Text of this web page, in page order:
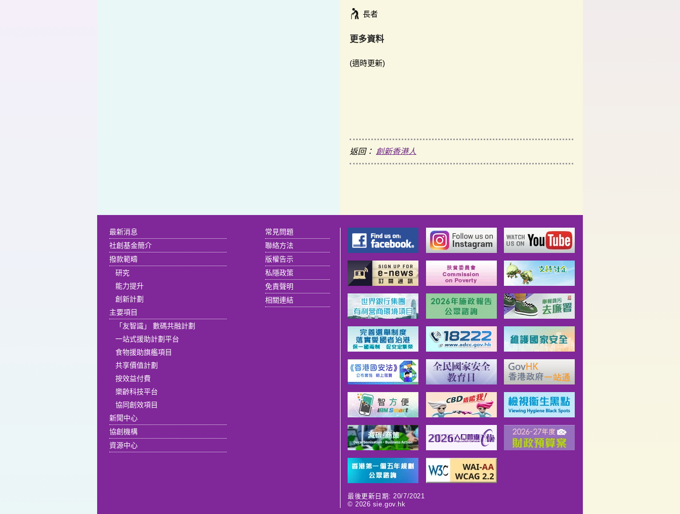
長者
更多資料
(適時更新)
返回： 創新香港人
最新消息
社創基金簡介
撥款範疇
研究
能力提升
創新計劃
主要項目
「友智識」 數碼共融計劃
一站式援助計劃平台
食物援助旗艦項目
共享價值計劃
按效益付費
樂齡科技平台
協同創效項目
新聞中心
協創機構
資源中心
常見問題
聯絡方法
版權告示
私隱政策
免責聲明
相關連結
最後更新日期: 20/7/2021
©2026 sie.gov.hk